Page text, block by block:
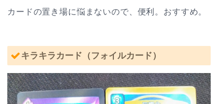
カードの置き場に悩まないので、便利。おすすめ。
キラキラカード（フォイルカード）